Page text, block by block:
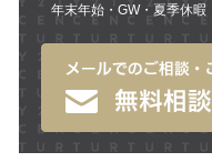
年末年始・GW・夏季休暇